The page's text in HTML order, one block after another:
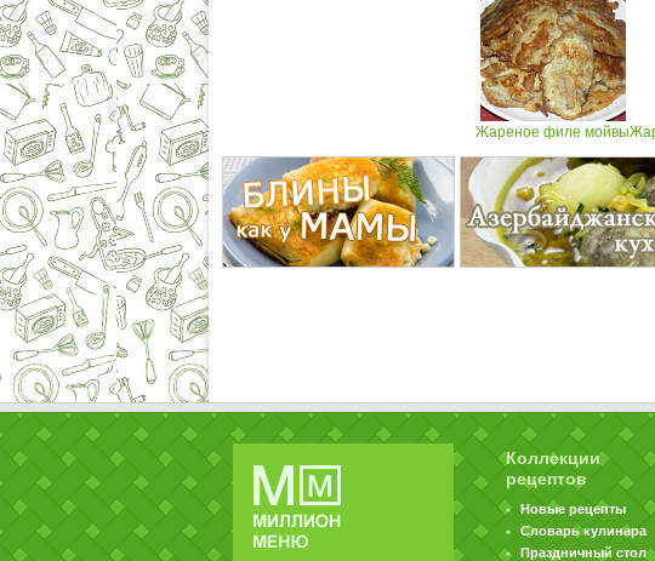
Жареное филе мойвы
Коллекции
рецептов
Новые рецепты
Словарь кулинара
Праздничный стол